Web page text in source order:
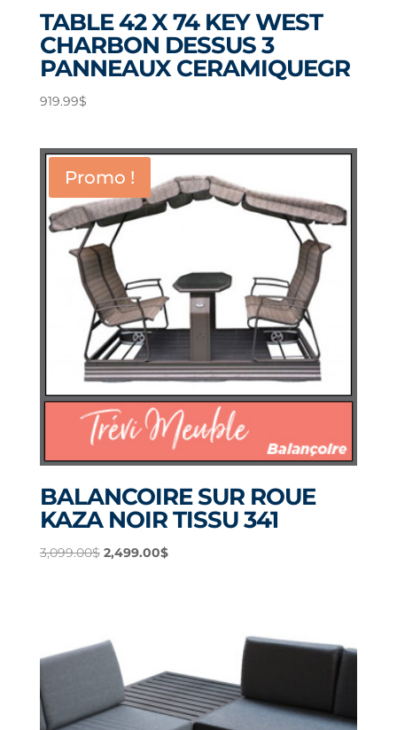
TABLE 42 X 74 KEY WEST
CHARBON DESSUS 3
PANNEAUX CERAMIQUEGR
919.99$
Promo !
BALANCOIRE SUR ROUE
KAZA NOIR TISSU 341
3,099.00$ Le
2,499.00$Le